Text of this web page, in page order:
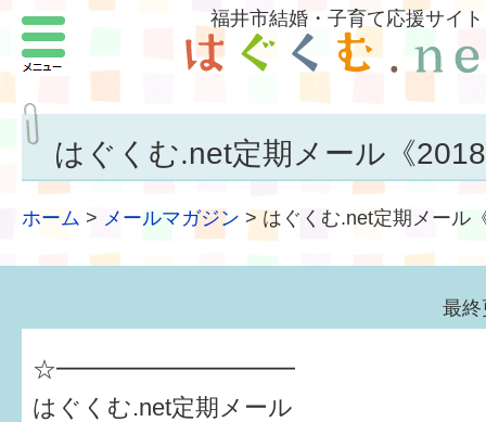
福井市結婚・子育て応援サイト
はぐくむ.net定期メール《
ホーム > メールマガジン > はぐくむ.net定期メール
最終
☆━━━━━━━━━━
はぐくむ.net定期メール
メニュー
結婚したい
子どもがほしい
子どもを育てよう
もしものときの緊急連絡先